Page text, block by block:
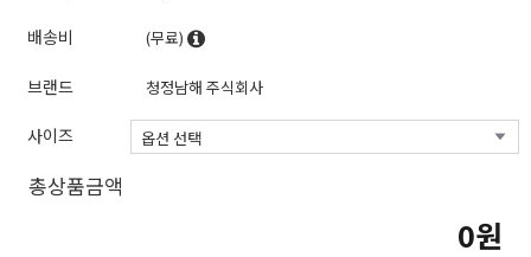
배송비 (무료)
브랜드 청정남해 주식회사
사이즈
총상품금액
0